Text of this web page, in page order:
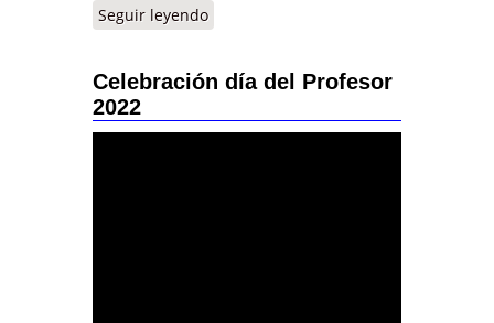
Seguir leyendo
Celebración día del Profesor
2022